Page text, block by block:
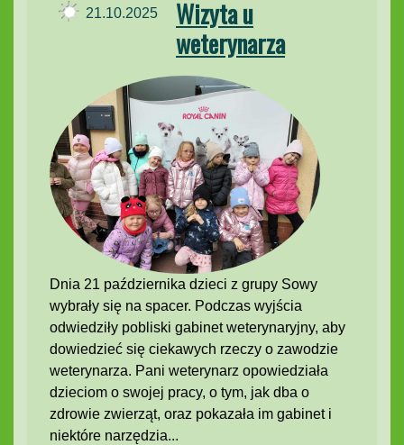
Wizyta u
weterynarza
21.10.2025
Dnia 21 października dzieci z grupy Sowy
wybrały się na spacer. Podczas wyjścia
odwiedziły pobliski gabinet weterynaryjny, aby
dowiedzieć się ciekawych rzeczy o zawodzie
weterynarza. Pani weterynarz opowiedziała
dzieciom o swojej pracy, o tym, jak dba o
zdrowie zwierząt, oraz pokazała im gabinet i
niektóre narzędzia...